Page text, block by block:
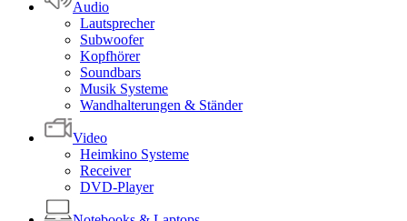
Audio
Lautsprecher
Subwoofer
Kopfhörer
Soundbars
Musik Systeme
Wandhalterungen & Ständer
Video
Heimkino Systeme
Receiver
DVD-Player